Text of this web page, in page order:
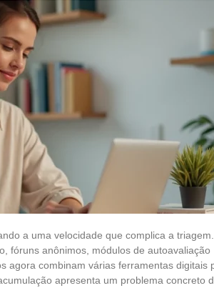
a uma velocidade que complica a triagem.
fóruns anônimos, módulos de autoavaliação
agora combinam várias ferramentas digitais
apresenta um problema concreto